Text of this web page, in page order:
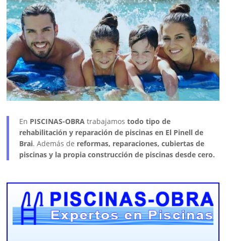
En PISCINAS-OBRA trabajamostodo tipo de
rehabilitación y reparación de piscinas en El Pinell de
Brai. Además de reformas, reparaciones, cubiertas de
piscinas y la propia construcción de piscinas desde cero.